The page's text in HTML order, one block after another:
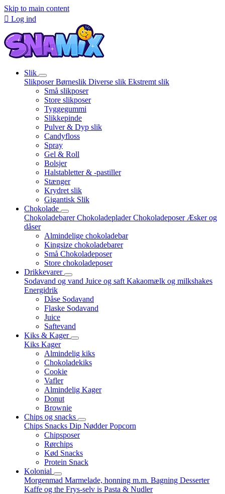
Skip to main content
 Log ind
Slik
SlikposerBørneslik Diverse slik Ekstremt slik
Små slikposer
Store slikposer
Tyggegummi
Slikkepinde
Pulver & Dyp slik
Candyfloss
Spray
Gel & Roll
Bolsjer
Halstabletter & -pastiller
Stænger
Krydret slik
Gigantisk Slik
Chokolade
ChokoladebarerChokoladepladerChokoladeposer Æsker og
dåser
Almindelige chokoladebar
Kingsize chokoladebarer
Små Chokoladeposer
Store chokoladeposer
Drikkevarer
Sodavand og vand Juice og saft Kakaomælk og milkshakes
Energidrik
Dåse Sodavand
Flaske Sodavand
Juice
Saftevand
Kiks & Kager
Kiks Kager
Almindelig kiks
Chokoladekiks
Cookie
Vafler
Almindelig Kager
Donut
Brownie
Chips og snacks
Chips Snacks Dip NødderPopcorn
Chipsposer
Rørchips
Kød Snacks
Protein Snack
Kolonial
Morgenmad Marmelade, honning m.m. Bagning Desserter
Kaffe og the Frys-selv is Pasta & Nudler